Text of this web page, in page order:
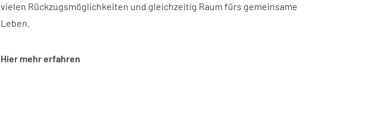
vielen Rückzugsmöglichkeiten und gleichzeitig Raum fürs gemeinsame
Leben.
Hier mehr erfahren